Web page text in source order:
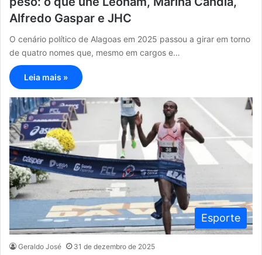
Alfredo Gaspar e JHC
O cenário político de Alagoas em 2025 passou a girar em torno
de quatro nomes que, mesmo em cargos e…
Leia mais »
Esporte
Geraldo José 31 de dezembro de 2025